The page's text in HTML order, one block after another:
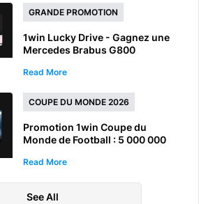
GRANDE PROMOTION
1win Lucky Drive - Gagnez une
Mercedes Brabus G800
Read More
COUPE DU MONDE 2026
Promotion 1win Coupe du
Monde de Football : 5 000 000
paris sur la Coupe du Monde
Read More
See All